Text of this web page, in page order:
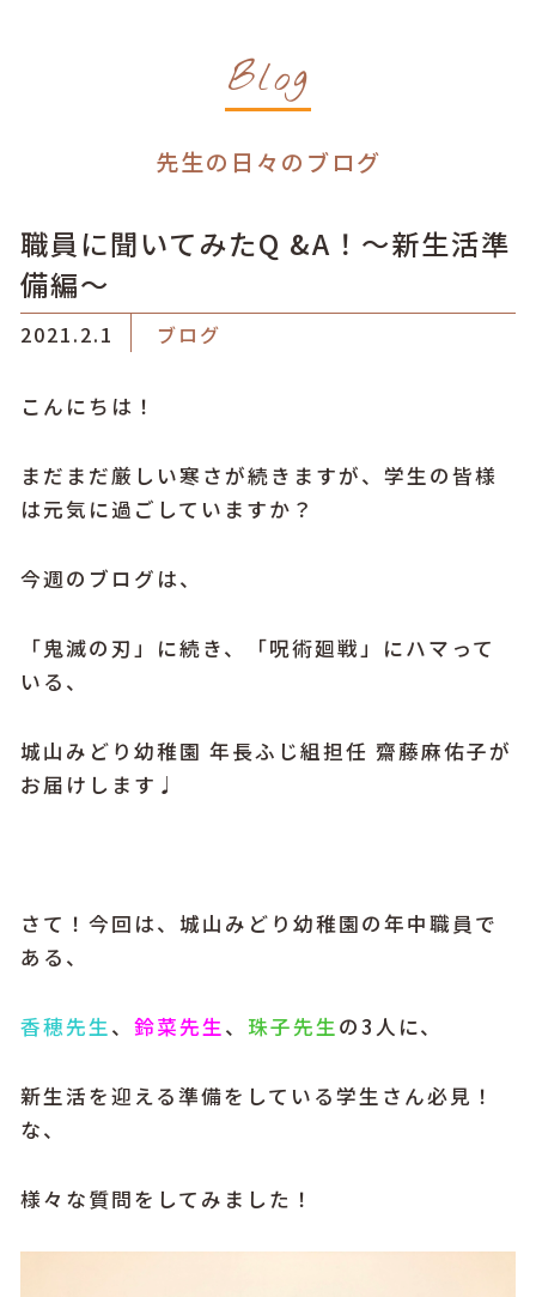
Blog
先生の日々のブログ
職員に聞いてみたQ &A！〜新生活準
備編〜
2021.2.1 ブログ
こんにちは！
まだまだ厳しい寒さが続きますが、学生の皆様
は元気に過ごしていますか？
今週のブログは、
「鬼滅の刃」に続き、「呪術廻戦」にハマって
いる、
城山みどり幼稚園 年長ふじ組担任 齋藤麻佑子が
お届けします♩
さて！今回は、城山みどり幼稚園の年中職員で
ある、
香穂先生、 鈴菜先生、 珠子先生の3人に、
新生活を迎える準備をしている学生さん必見！
な、
様々な質問をしてみました！